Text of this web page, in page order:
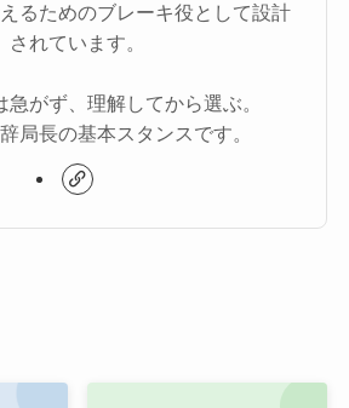
るためのブレーキ役として設計
されています。
急がず、理解してから選ぶ。
局長の基本スタンスです。